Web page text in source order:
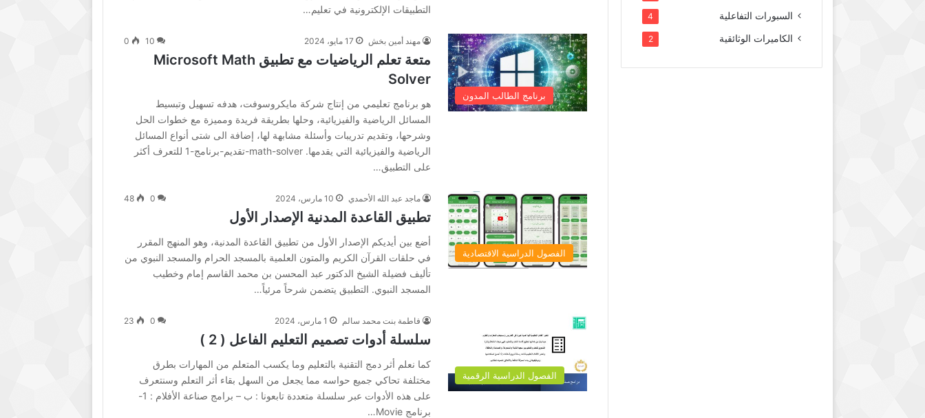
التطبيقات الإلكترونية في تعليم…
برنامج الطالب المدون
مهند أمين بخش 17 مايو، 2024 10
0
متعة تعلم الرياضيات مع تطبيق Microsoft Math
Solver
هو برنامج تعليمي من إنتاج شركة مايكروسوفت، هدفه تسهيل وتبسيط
المسائل الرياضية والفيزيائية، وحلها بطريقة فريدة ومميزة مع خطوات الحل
وشرحها، وتقديم تدريبات وأسئلة مشابهة لها، إضافة الى شتى أنواع المسائل
الرياضية والفيزيائية التي يقدمها. math-solver-تقديم-برنامج-1 للتعرف أكثر
على التطبيق…
الفصول الدراسية الاقتصادية
ماجد عبد الله ‬‎الأحمدي 10 مارس، 2024 0
48
تطبيق القاعدة المدنية الإصدار الأول
أضع بين أيديكم الإصدار الأول من تطبيق القاعدة المدنية، وهو المنهج المقرر
في حلقات القرآن الكريم والمتون العلمية بالمسجد الحرام والمسجد النبوي من
تأليف فضيلة الشيخ الدكتور عبد المحسن بن محمد القاسم إمام وخطيب
المسجد النبوي. التطبيق يتضمن شرحاً مرئياً…
الفصول الدراسية الرقمية
فاطمة بنت محمد سالم 1 مارس، 2024 0
23
سلسلة أدوات تصميم التعليم الفاعل ( 2 )
كما نعلم أثر دمج التقنية بالتعليم وما يكسب المتعلم من المهارات بطرق
مختلفة تحاكي جميع حواسه مما يجعل من السهل بقاء أثر التعلم وسنتعرف
على هذه الأدوات عبر سلسلة متعددة تابعونا : ب – ‏برامج صناعة الأفلام : 1-‏
برنامج Movie…
السبورات التفاعلية 4
الكاميرات الوثائقية 2